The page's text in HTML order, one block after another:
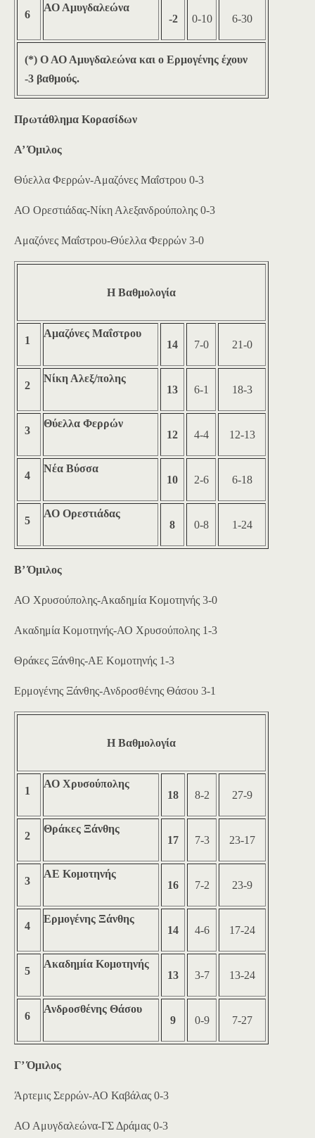
6
ΑΟ Αμυγδαλεώνα
-2
0-10 6-30
(*) Ο ΑΟ Αμυγδαλεώνα και ο Ερμογένης έχουν
-3 βαθμούς.
Πρωτάθλημα Κορασίδων
Α’ Όμιλος
Θύελλα Φερρών-Αμαζόνες Μαΐστρου 0-3
ΑΟ Ορεστιάδας-Νίκη Αλεξανδρούπολης 0-3
Αμαζόνες Μαΐστρου-Θύελλα Φερρών 3-0
Η Βαθμολογία
1
Αμαζόνες Μαΐστρου
14
7-0 21-0
2
Νίκη Αλεξ/πολης
13
6-1 18-3
3
Θύελλα Φερρών
12
4-4 12-13
4
Νέα Βύσσα
10
2-6 6-18
5
ΑΟ Ορεστιάδας
8
0-8 1-24
Β’ Όμιλος
ΑΟ Χρυσούπολης-Ακαδημία Κομοτηνής 3-0
Ακαδημία Κομοτηνής-ΑΟ Χρυσούπολης 1-3
Θράκες Ξάνθης-ΑΕ Κομοτηνής 1-3
Ερμογένης Ξάνθης-Ανδροσθένης Θάσου 3-1
Η Βαθμολογία
1
ΑΟ Χρυσούπολης
18
8-2 27-9
2
Θράκες Ξάνθης
17
7-3 23-17
3
ΑΕ Κομοτηνής
16
7-2 23-9
4
Ερμογένης Ξάνθης
14
4-6 17-24
5
Ακαδημία Κομοτηνής
13
3-7 13-24
6
Ανδροσθένης Θάσου
9
0-9 7-27
Γ’ Όμιλος
Άρτεμις Σερρών-ΑΟ Καβάλας 0-3
ΑΟ Αμυγδαλεώνα-ΓΣ Δράμας 0-3